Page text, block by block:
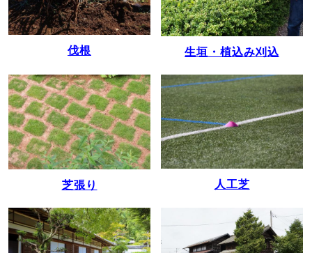
伐根 生垣・植込み刈込
芝張り 人工芝